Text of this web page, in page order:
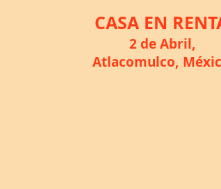
CASA EN
2 de Abril,
Atlacomulco,